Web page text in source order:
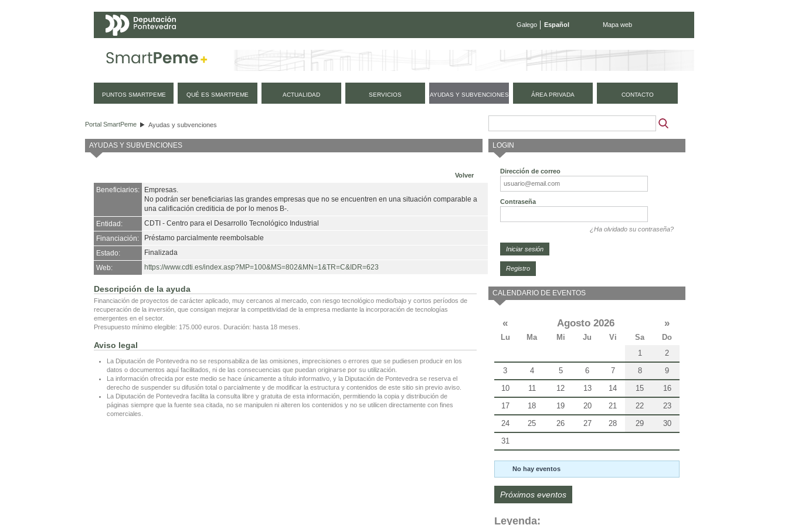
Galego Español Mapa web
PUNTOS SMARTPEME QUÉ ES SMARTPEME ACTUALIDAD SERVICIOS AYUDAS Y SUBVENCIONES ÁREA PRIVADA CONTACTO
Portal SmartPeme Ayudas y subvenciones
AYUDAS Y SUBVENCIONES
Volver
Beneficiarios:
Empresas.
No podrán ser beneficiarias las grandes empresas que no se encuentren en una situación comparable a
una calificación crediticia de por lo menos B-.
Entidad:
CDTI - Centro para el Desarrollo Tecnológico Industrial
Financiación:
Préstamo parcialmente reembolsable
Estado:
Finalizada
Web:
https://www.cdti.es/index.asp?MP=100&MS=802&MN=1&TR=C&IDR=623
Descripción de la ayuda
Financiación de proyectos de carácter aplicado, muy cercanos al mercado, con riesgo tecnológico medio/bajo y cortos períodos de
recuperación de la inversión, que consigan mejorar la competitividad de la empresa mediante la incorporación de tecnologías
emergentes en el sector.
Presupuesto mínimo elegible: 175.000 euros. Duración: hasta 18 meses.
Aviso legal
La Diputación de Pontevedra no se responsabiliza de las omisiones, imprecisiones o errores que se pudiesen producir en los
datos o documentos aquí facilitados, ni de las consecuencias que puedan originarse por su utilización.
La información ofrecida por este medio se hace únicamente a título informativo, y la Diputación de Pontevedra se reserva el
derecho de suspender su difusión total o parcialmente y de modificar la estructura y contenidos de este sitio sin previo aviso.
La Diputación de Pontevedra facilita la consulta libre y gratuita de esta información, permitiendo la copia y distribución de
páginas siempre que la fuente sea citada, no se manipulen ni alteren los contenidos y no se utilicen directamente con fines
comerciales.
LOGIN
Dirección de correo
Contraseña
¿Ha olvidado su contraseña?
Registro
CALENDARIO DE EVENTOS
« Agosto 2026 »
Lu Ma Mi Ju Vi Sa
Do
1
2
3
4 5 6 7 8
9
10
11 12 13 14 15
16
17
18 19 20 21 22
23
24
25 26 27 28 29
30
31
No hay eventos
Próximos eventos
Leyenda: